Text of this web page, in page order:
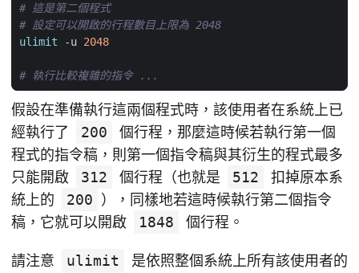
# 這是第二個程式
# 設定可以開啟的行程數目上限為 2048
ulimit -u 2048
# 執行比較複雜的指令 ...
假設在準備執行這兩個程式時，該使用者在系統上已
經執行了
200
個行程，那麼這時候若執行第一個
程式的指令稿，則第一個指令稿與其衍生的程式最多
只能開啟
312 個行程（也就是 512
扣掉原本系
統上的
200 ），同樣地若這時候執行第二個指令
稿，它就可以開啟
1848 個行程。
請注意 ulimit
是依照整個系統上所有該使用者的